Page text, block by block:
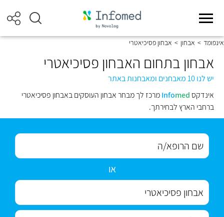
אינפומד > אבחון > אבחון פסיכיאטרי
אבחון בתחום האבחון פסיכיאטרי
יש לנו 10 מאבחנים ומאבחנות באתר
אינדקס
Infomed
מרכז לך מבחר אבחון העוסקים באבחון פסיכיאטרי
ברחבי הארץ לבחירתך.
או